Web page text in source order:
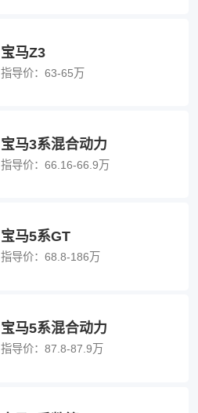
宝马Z3
指导价： 63-65万
宝马3系混合动力
指导价： 66.16-66.9万
宝马5系GT
指导价： 68.8-186万
宝马5系混合动力
指导价： 87.8-87.9万